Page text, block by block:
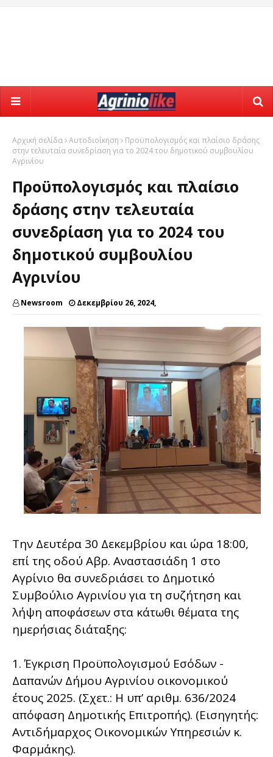
Αρχική σελίδα Αυτοδιοίκηση
Προϋπολογισμός και πλαίσιο δράσης
στην τελευταία συνεδρίαση για το 2024 του δημοτικού συμβουλίου
Αγρινίου
Προϋπολογισμός και πλαίσιο
δράσης στην τελευταία
συνεδρίαση για το 2024 του
δημοτικού συμβουλίου
Αγρινίου
Newsroom Δεκεμβρίου 26, 2024,
Την Δευτέρα 30 Δεκεμβρίου και ώρα 18:00,
επί της οδού Αβρ. Αναστασιάδη 1 στο
Αγρίνιο θα συνεδριάσει το Δημοτικό
Συμβούλιο Αγρινίου για τη συζήτηση και
λήψη αποφάσεων στα κάτωθι θέματα της
ημερήσιας διάταξης:
1. Έγκριση Προϋπολογισμού Εσόδων -
Δαπανών Δήμου Αγρινίου οικονομικού
έτους 2025. (Σχετ.: Η υπ’ αριθμ. 636/2024
απόφαση Δημοτικής Επιτροπής). (Εισηγητής:
Αντιδήμαρχος Οικονομικών Υπηρεσιών κ.
Φαρμάκης).